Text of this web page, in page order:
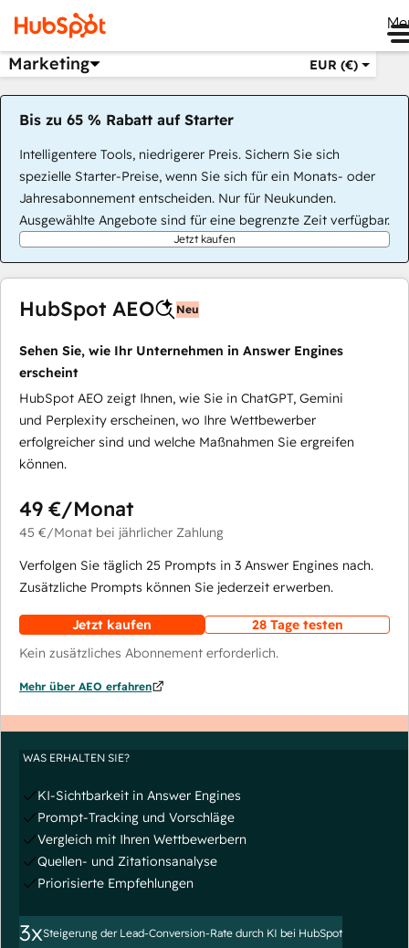
Marketing EUR (€)
Bis zu 65 % Rabatt auf Starter
Intelligentere Tools, niedrigerer Preis. Sichern Sie sich
spezielle Starter-Preise, wenn Sie sich für ein Monats- oder
Jahresabonnement entscheiden. Nur für Neukunden.
Ausgewählte Angebote sind für eine begrenzte Zeit verfügbar.
Jetzt kaufen
HubSpot AEO Neu
Sehen Sie, wie Ihr Unternehmen in Answer Engines
erscheint
HubSpot AEO zeigt Ihnen, wie Sie in ChatGPT, Gemini
und Perplexity erscheinen, wo Ihre Wettbewerber
erfolgreicher sind und welche Maßnahmen Sie ergreifen
können.
49 €/Monat
45 €/Monat bei jährlicher Zahlung
Verfolgen Sie täglich 25 Prompts in 3 Answer Engines nach.
Zusätzliche Prompts können Sie jederzeit erwerben.
Jetzt kaufen
28 Tage testen
Kein zusätzliches Abonnement erforderlich.
Mehr über AEO erfahren
WAS ERHALTEN SIE?
KI-Sichtbarkeit in Answer Engines
Prompt-Tracking und Vorschläge
Vergleich mit Ihren Wettbewerbern
Quellen- und Zitationsanalyse
Priorisierte Empfehlungen
3xSteigerung der Lead-Conversion-Rate durch KI bei HubSpot